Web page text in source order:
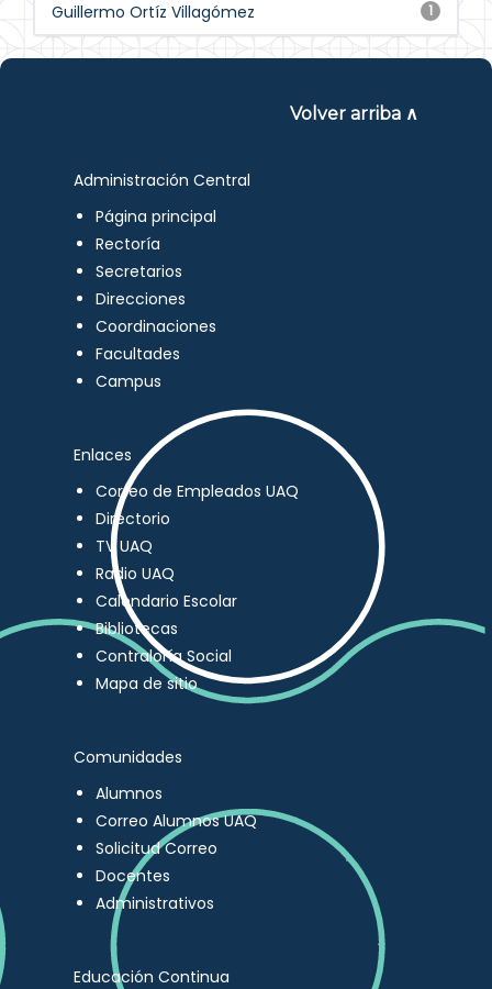
1
Guillermo Ortíz Villagómez
Volver arriba ∧
Administración Central
Página principal
Rectoría
Secretarios
Direcciones
Coordinaciones
Facultades
Campus
Enlaces
Correo de Empleados UAQ
Directorio
TV UAQ
Radio UAQ
Calendario Escolar
Bibliotecas
Contraloría Social
Mapa de sitio
Comunidades
Alumnos
Correo Alumnos UAQ
Solicitud Correo
Docentes
Administrativos
Educación Continua